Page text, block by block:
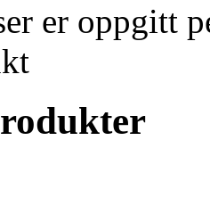
er oppgitt